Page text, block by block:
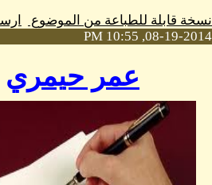
نسخة قابلة للطباعة من الموضوع
08-19-2014, 10:55 PM
عمر حيمري